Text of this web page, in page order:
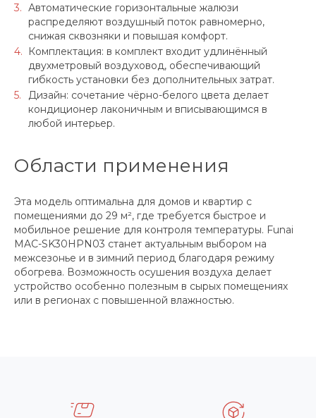
Автоматические горизонтальные жалюзи
распределяют воздушный поток равномерно,
снижая сквозняки и повышая комфорт.
Комплектация: в комплект входит удлинённый
двухметровый воздуховод, обеспечивающий
гибкость установки без дополнительных затрат.
Дизайн: сочетание чёрно-белого цвета делает
кондиционер лаконичным и вписывающимся в
любой интерьер.
Области применения
Эта модель оптимальна для домов и квартир с
помещениями до 29 м², где требуется быстрое и
мобильное решение для контроля температуры. Funai
MAC-SK30HPN03 станет актуальным выбором на
межсезонье и в зимний период благодаря режиму
обогрева. Возможность осушения воздуха делает
устройство особенно полезным в сырых помещениях
или в регионах с повышенной влажностью.